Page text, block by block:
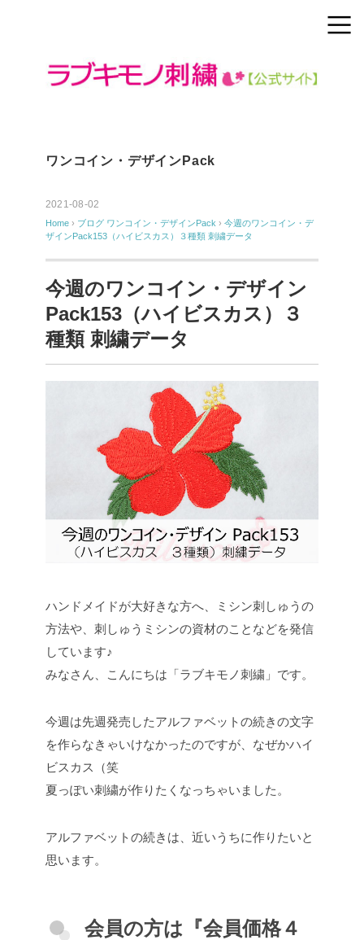
ワンコイン・デザインPack
2021-08-02
Home › ブログ ワンコイン・デザインPack › 今週のワンコイン・デ
ザインPack153（ハイビスカス）３種類 刺繍データ
今週のワンコイン・デザイン
Pack153（ハイビスカス）３
種類 刺繍データ
ハンドメイドが大好きな方へ、ミシン刺しゅうの
方法や、刺しゅうミシンの資材のことなどを発信
しています♪
みなさん、こんにちは「ラブキモノ刺繍」です。
今週は先週発売したアルファベットの続きの文字
を作らなきゃいけなかったのですが、なぜかハイ
ビスカス（笑
夏っぽい刺繍が作りたくなっちゃいました。
アルファベットの続きは、近いうちに作りたいと
思います。
会員の方は『会員価格４